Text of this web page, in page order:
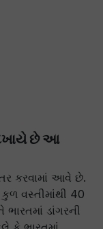
દેખાયે છે આ
કરવામાં આવે છે.
વસ્તીમાંથી 40
ડાંગરની